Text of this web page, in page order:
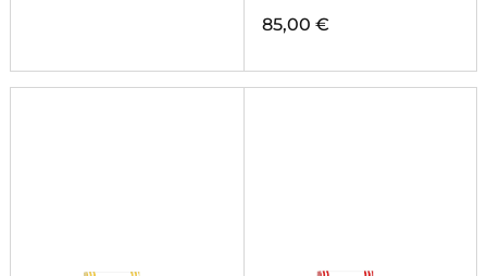
85,00 €